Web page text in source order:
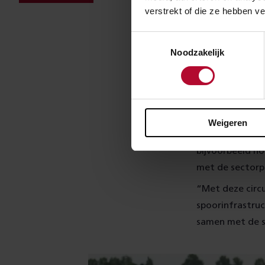
verstrekt of die ze hebben
Noodzakelijk
Weigeren
Van
De aanleg in
In het najaar
circulaire
het aandeel
snel dit kan
bijvoorbeeld
met de
“Met deze
samen met de